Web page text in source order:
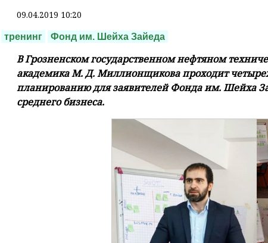
09.04.2019 10:20
тренинг Фонд им. Шейха Зайеда
В Грозненском государственном нефтяном
академика М. Д. Миллионщикова проходит
планированию для заявителей Фонда им. Шейха
среднего бизнеса.